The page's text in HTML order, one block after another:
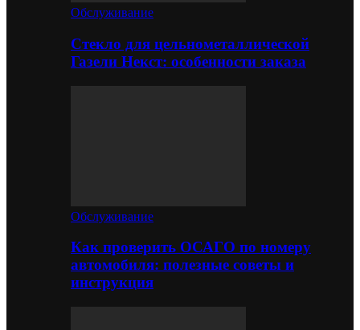
Обслуживание
Стекло для цельнометаллической
Газели Некст: особенности заказа
Обслуживание
Как проверить ОСАГО по номеру
автомобиля: полезные советы и
инструкция